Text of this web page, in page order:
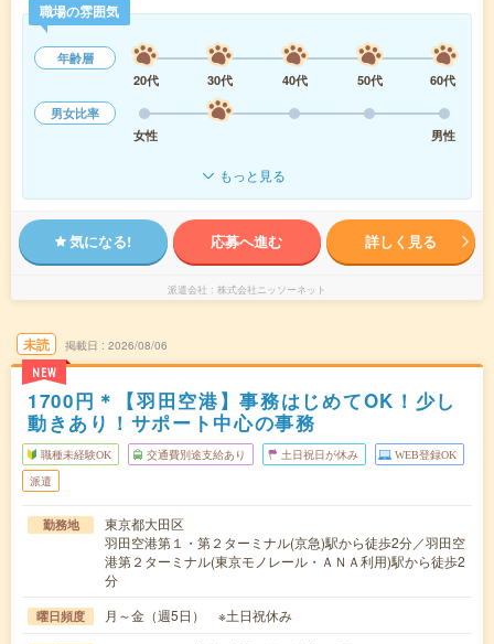
職場の雰囲気
年齢層
20代
30代 40代 50代
60代
男女比率
女性
男性
もっと見る
気になる! 応募へ進む 詳しく見る
派遣会社 株式会社ニッソーネット
未読
NEW
掲載日 2026/08/06
1700円＊【羽田空港】事務はじめてOK！少し
動きあり！サポート中心の事務
職種未経験OK 交通費別途支給あり 土日祝日が休み WEB登録OK
派遣
勤務地
東京都大田区
羽田空港第１・第２ターミナル(京急)駅から徒歩2分／羽田空
港第２ターミナル(東京モノレール・ＡＮＡ利用)駅から徒歩2
分
曜日頻度 月～金（週5日） ※土日祝休み